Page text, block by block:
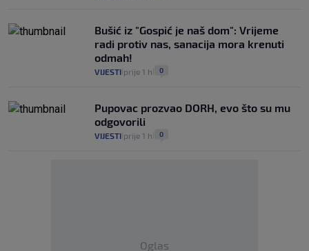
Bušić iz "Gospić je naš dom": Vrijeme
radi protiv nas, sanacija mora krenuti
odmah!
VIJESTI prije 1 h 0
Pupovac prozvao DORH, evo što su mu
odgovorili
VIJESTI prije 1 h 0
Oglas